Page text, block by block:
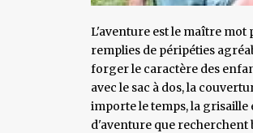
L'aventure est le maître mot
remplies de péripéties
forger le caractère des
avec le sac à dos, la
importe le temps, la grisaille
d'aventure que recherchent